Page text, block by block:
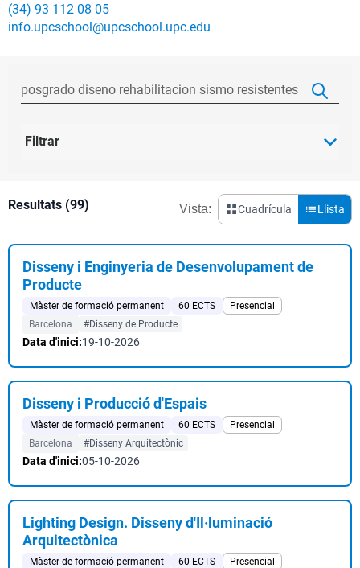
(34) 93 112 08 05
info.upcschool@upcschool.upc.edu
Filtrar
Resultats (99) Vista: Cuadrícula Llista
Disseny i Enginyeria de Desenvolupament de
Producte
Màster de formació permanent 60 ECTS
Presencial
Barcelona
#Disseny de Producte
Data d'inici:19-10-2026
Disseny i Producció d'Espais
Màster de formació permanent 60 ECTS
Presencial
Barcelona
#Disseny Arquitectònic
Data d'inici:05-10-2026
Lighting Design. Disseny d'Il·luminació
Arquitectònica
Màster de formació permanent 60 ECTS
Presencial